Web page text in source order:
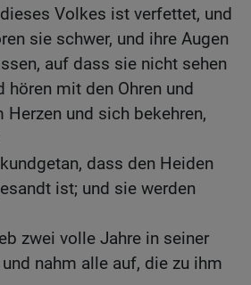
Volkes ist verfettet, und
sie schwer, und ihre Augen
auf dass sie nicht sehen
hören mit den Ohren und
und sich bekehren,
dass den Heiden
ist; und sie werden
zwei volle Jahre in seiner
nahm alle auf, die zu ihm